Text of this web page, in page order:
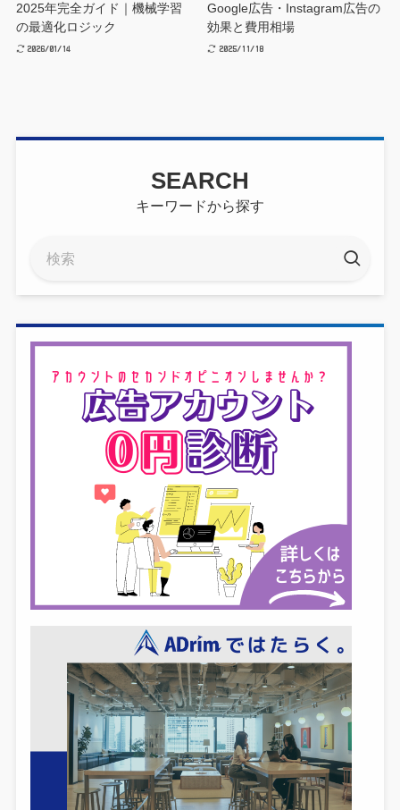
2025年完全ガイド｜機械学習
の最適化ロジック
2026/01/14
Google広告・Instagram広告の
効果と費用相場
2025/11/18
SEARCH
キーワードから探す